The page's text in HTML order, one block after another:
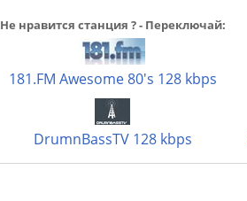
Не нравится станция ? - Переключай:
181.FM Awesome 80's 128 kbps
DrumnBassTV 128 kbps